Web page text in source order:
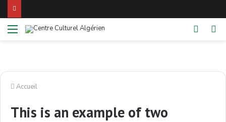
Menu
Switch
Accueil
This is an example of two